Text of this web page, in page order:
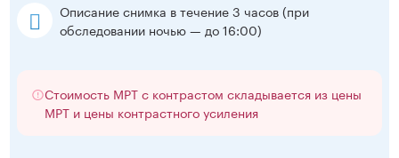
Описание снимка в течение 3 часов(при
обследовании ночью — до 16:00)
Стоимость МРТ с контрастом складывается из цены
МРТ и цены контрастного усиления